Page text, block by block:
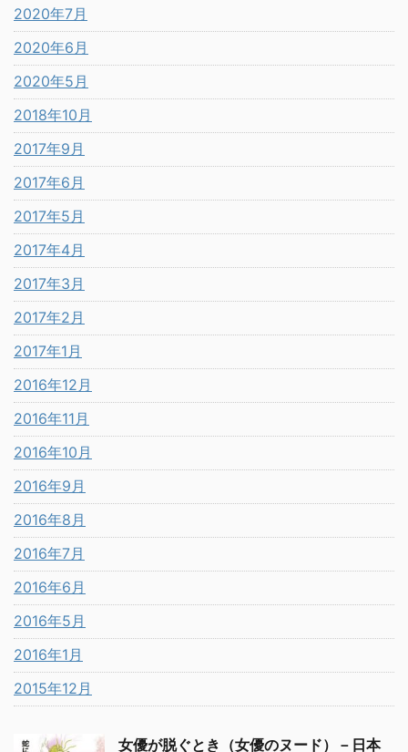
2020年7月
2020年6月
2020年5月
2018年10月
2017年9月
2017年6月
2017年5月
2017年4月
2017年3月
2017年2月
2017年1月
2016年12月
2016年11月
2016年10月
2016年9月
2016年8月
2016年7月
2016年6月
2016年5月
2016年1月
2015年12月
女優が脱ぐとき（女優のヌード）－日本